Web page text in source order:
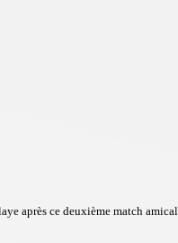
après ce deuxième match amical.